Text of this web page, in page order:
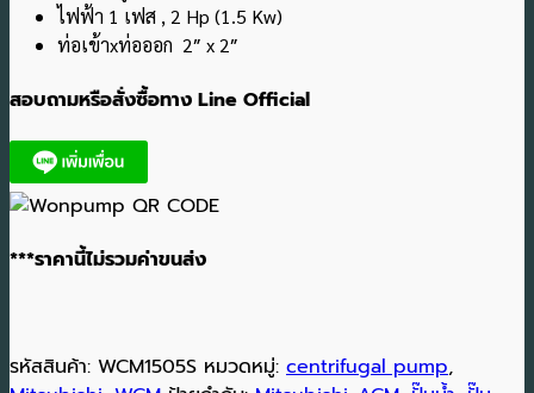
ไฟฟ้า 1 เฟส , 2 Hp (1.5 Kw)
ท่อเข้าxท่อออก 2″ x 2″
สอบถามหรือสั่งซื้อทาง Line Official
***ราคานี้ไม่รวมค่าขนส่ง
รหัสสินค้า: WCM1505S หมวดหมู่: centrifugal pump,